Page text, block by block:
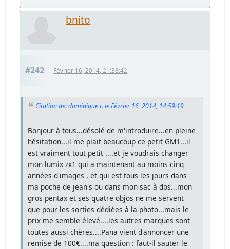
bnito
#242 Février 16, 2014, 21:38:42
Citation de: dominique t. le Février 16, 2014, 14:59:19
Bonjour à tous...désolé de m'introduire...en pleine
hésitation...il me plait beaucoup ce petit GM1...il
est vraiment tout petit ....et je voudrais changer
mon lumix zx1 qui a maintenant au moins cinq
années d'images , et qui est tous les jours dans
ma poche de jean's ou dans mon sac à dos...mon
gros pentax et ses quatre objos ne me servent
que pour les sorties dédiées à la photo...mais le
prix me semble élevé....les autres marques sont
toutes aussi chères....Pana vient d'annoncer une
remise de 100€....ma question : faut-il sauter le